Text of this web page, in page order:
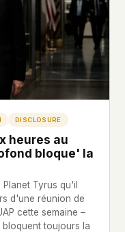
DISCLOSURE
heures au
bloque' la
Tyrus qu'il
d'une réunion de
cette semaine –
toujours la